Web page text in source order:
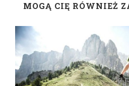
MOGĄ CIĘ RÓWNIEŻ